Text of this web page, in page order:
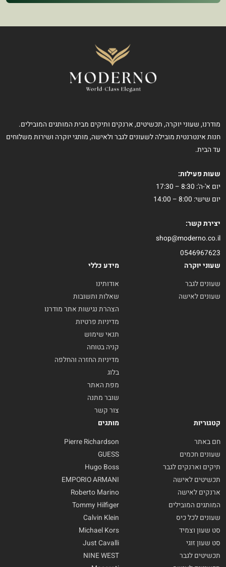
מודרנו, שעוני יוקרה, תכשיטים, ארנקים ותיקים מבית המותגים המובילים.
חנות אינטרנטית מובילה לשעונים לגבר ולאישה, מותגי יוקרה ושירות משלוחים
עד הבית.
שעות פעילות:
יום א'-ה': 8:30 – 17:30
יום שישי: 8:00 – 14:00
יצירת קשר:
shop@moderno.co.il
0546967623
שעוני יוקרה
שעונים לגבר
שעונים לאישה
מידע כללי
אודותינו
שאלות ותשובות
הצהרת נגישות אתר מודרנו
מדיניות פרטיות
תנאי שימוש
קניה בטוחה
מדיניות החזרה והחלפה
בלוג
מפת האתר
שובר מתנה
צור קשר
קטגוריות
חם באתר
שעונים חכמים
תיקים וארנקים לגבר
תכשיטים לאישה
ארנקים לאישה
המותגים המובילים
שעונים לכל כיס
סט שעון וצמיד
סט שעון זוגי
תכשיטים לגבר
מותגים
Pierre Richardson
GUESS
Hugo Boss
EMPORIO ARMANI
Roberto Marino
Tommy Hilfiger
Calvin Klein
Michael Kors
Just Cavalli
NINE WEST